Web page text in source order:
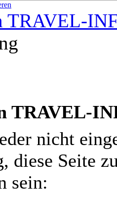
TRAVEL-
TRAVEL-
nicht
diese Seite
sein: